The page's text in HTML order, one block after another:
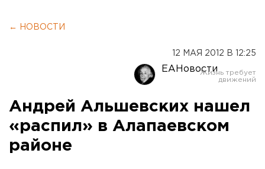
← НОВОСТИ
12 МАЯ 2012 В 12:25
ЕАНовости
Андрей Альшевских нашел
«распил» в Алапаевском
районе